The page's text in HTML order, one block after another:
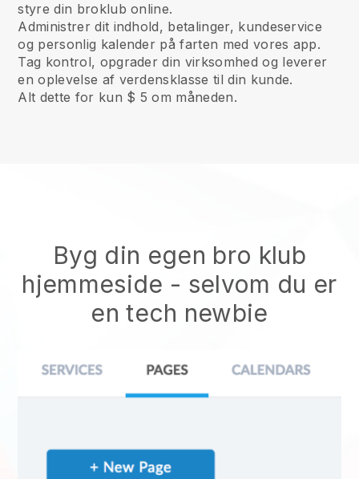
styre din broklub online.
Administrer dit indhold, betalinger, kundeservice
og personlig kalender på farten med vores app.
Tag kontrol, opgrader din virksomhed og leverer
en oplevelse af verdensklasse til din kunde.
Alt dette for kun $ 5 om måneden.
Byg din egen bro klub
hjemmeside - selvom du er
en tech newbie